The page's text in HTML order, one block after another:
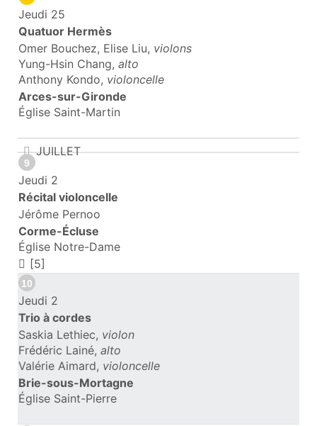
Jeudi 25
Quatuor Hermès
Omer Bouchez, Elise Liu, violons
Yung-Hsin Chang, alto
Anthony Kondo, violoncelle
Arces-sur-Gironde
Église Saint-Martin
JUILLET
9
Jeudi 2
Récital violoncelle
Jérôme Pernoo
Corme-Écluse
Église Notre-Dame
[5]
10
Jeudi 2
Trio à cordes
Saskia Lethiec, violon
Frédéric Lainé, alto
Valérie Aimard, violoncelle
Brie-sous-Mortagne
Église Saint-Pierre